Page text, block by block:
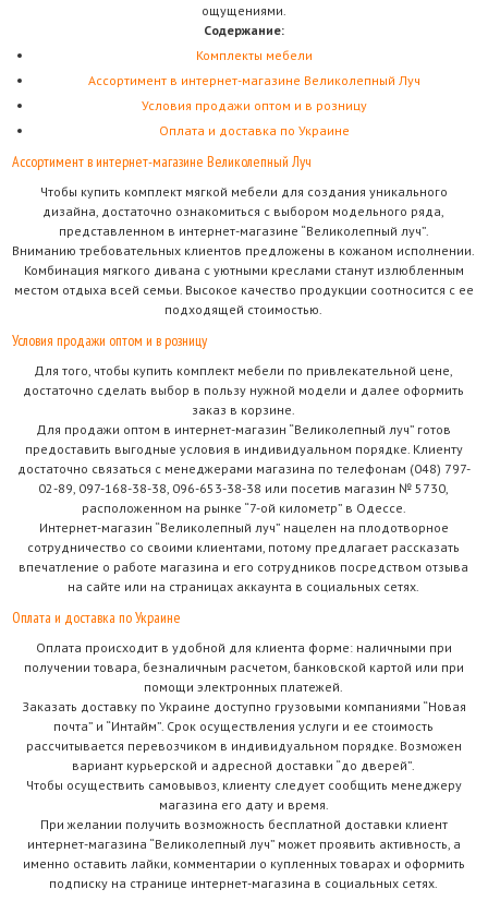
ощущениями.
Содержание:
Комплекты мебели
Ассортимент в интернет-магазине Великолепный Луч
Условия продажи оптом и в розницу
Оплата и доставка по Украине
Ассортимент в интернет-магазине Великолепный Луч
Чтобы купить комплект мягкой мебели для создания уникального
дизайна, достаточно ознакомиться с выбором модельного ряда,
представленном в интернет-магазине “Великолепный луч”.
Вниманию требовательных клиентов предложены в кожаном исполнении.
Комбинация мягкого дивана с уютными креслами станут излюбленным
местом отдыха всей семьи. Высокое качество продукции соотносится с ее
подходящей стоимостью.
Условия продажи оптом и в розницу
Для того, чтобы купить комплект мебели по привлекательной цене,
достаточно сделать выбор в пользу нужной модели и далее оформить
заказ в корзине.
Для продажи оптом в интернет-магазин “Великолепный луч” готов
предоставить выгодные условия в индивидуальном порядке. Клиенту
достаточно связаться с менеджерами магазина по телефонам (048) 797-
02-89, 097-168-38-38, 096-653-38-38 или посетив магазин № 5730,
расположенном на рынке “7-ой километр” в Одессе.
Интернет-магазин “Великолепный луч” нацелен на плодотворное
сотрудничество со своими клиентами, потому предлагает рассказать
впечатление о работе магазина и его сотрудников посредством отзыва
на сайте или на страницах аккаунта в социальных сетях.
Оплата и доставка по Украине
Оплата происходит в удобной для клиента форме: наличными при
получении товара, безналичным расчетом, банковской картой или при
помощи электронных платежей.
Заказать доставку по Украине доступно грузовыми компаниями “Новая
почта” и “Интайм”. Срок осуществления услуги и ее стоимость
рассчитывается перевозчиком в индивидуальном порядке. Возможен
вариант курьерской и адресной доставки “до дверей”.
Чтобы осуществить самовывоз, клиенту следует сообщить менеджеру
магазина его дату и время.
При желании получить возможность бесплатной доставки клиент
интернет-магазина “Великолепный луч” может проявить активность, а
именно оставить лайки, комментарии о купленных товарах и оформить
подписку на странице интернет-магазина в социальных сетях.